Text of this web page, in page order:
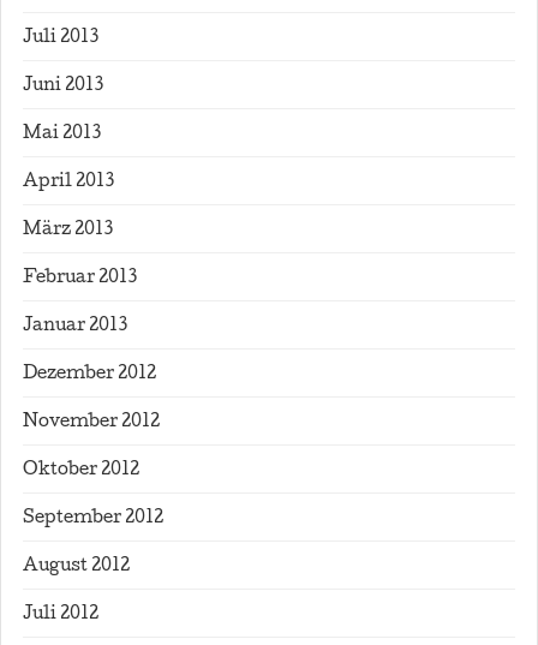
Juli 2013
Juni 2013
Mai 2013
April 2013
März 2013
Februar 2013
Januar 2013
Dezember 2012
November 2012
Oktober 2012
September 2012
August 2012
Juli 2012